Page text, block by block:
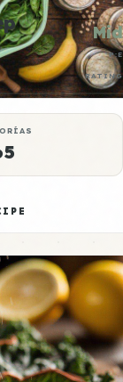
Mid
P:E
RATING